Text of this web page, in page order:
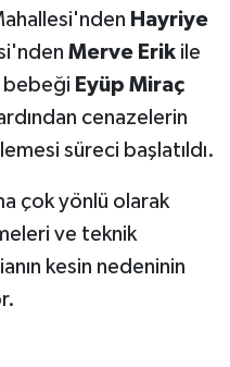
Hayriye
Merve Erikile
bebeği Eyüp Miraç
cenazelerin
süreci başlatıldı.
çok yönlü olarak
ve teknik
kesin nedeninin